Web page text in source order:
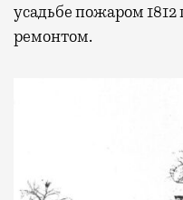
Бизнес-зал становится
выпить кофе, наблюдая
окна за тем, как
самолеты. В Москве
в лаунжах. В
несколько — в разных
усадьбе пожаром
ремонтом.